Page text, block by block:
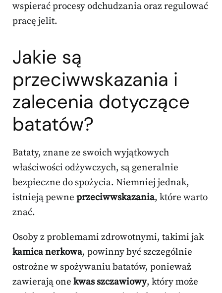
wspierać procesy odchudzania oraz regulować
pracę jelit.
Jakie są
przeciwwskazania i
zalecenia dotyczące
batatów?
Bataty, znane ze swoich wyjątkowych
właściwości odżywczych, są generalnie
bezpieczne do spożycia. Niemniej jednak,
istnieją pewne przeciwwskazania, które warto
znać.
Osoby z problemami zdrowotnymi, takimi jak
kamica nerkowa, powinny być szczególnie
ostrożne w spożywaniu batatów, ponieważ
zawierają one kwas szczawiowy, który może